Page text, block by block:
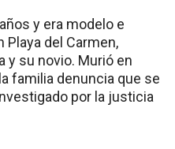
y era modelo e
Playa del Carmen,
y su novio. Murió en
familia denuncia que se
por la justicia